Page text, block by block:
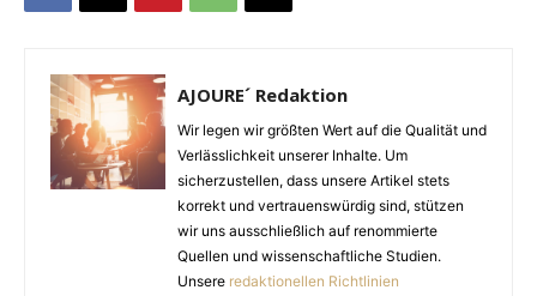
AJOURE´ Redaktion
Wir legen wir größten Wert auf die Qualität und
Verlässlichkeit unserer Inhalte. Um
sicherzustellen, dass unsere Artikel stets
korrekt und vertrauenswürdig sind, stützen
wir uns ausschließlich auf renommierte
Quellen und wissenschaftliche Studien.
Unsere redaktionellen Richtlinien